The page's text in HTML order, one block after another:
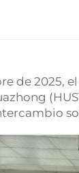
de 2025,